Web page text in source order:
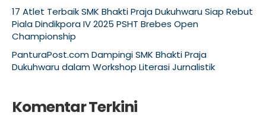
17 Atlet Terbaik SMK Bhakti Praja Dukuhwaru Siap Rebut
Piala Dindikpora IV 2025 PSHT Brebes Open
Championship
PanturaPost.com Dampingi SMK Bhakti Praja
Dukuhwaru dalam Workshop Literasi Jurnalistik
Komentar Terkini